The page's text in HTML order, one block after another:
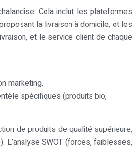
Cela inclut les plateformes
la livraison à domicile, et les
et le service client de chaque
marketing.
spécifiques (produits bio,
de produits de qualité supérieure,
SWOT (forces, faiblesses,